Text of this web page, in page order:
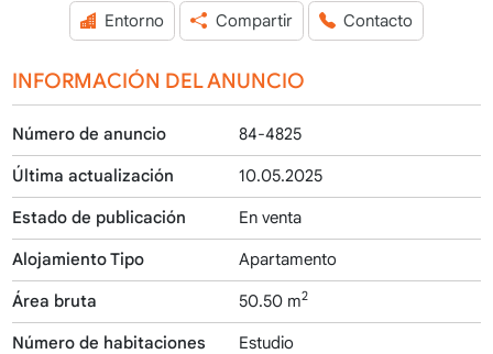
Entorno Compartir Contacto
INFORMACIÓN DEL ANUNCIO
Número de anuncio 84-4825
Última actualización 10.05.2025
Estado de publicación En venta
Alojamiento Tipo Apartamento
Área bruta 50.50 m2
Número de habitaciones Estudio